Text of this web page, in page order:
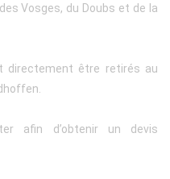
Vosges, du Doubs et de la
directement être retirés au
afin d’obtenir un devis